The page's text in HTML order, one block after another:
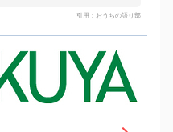
引用：おうちの語り部